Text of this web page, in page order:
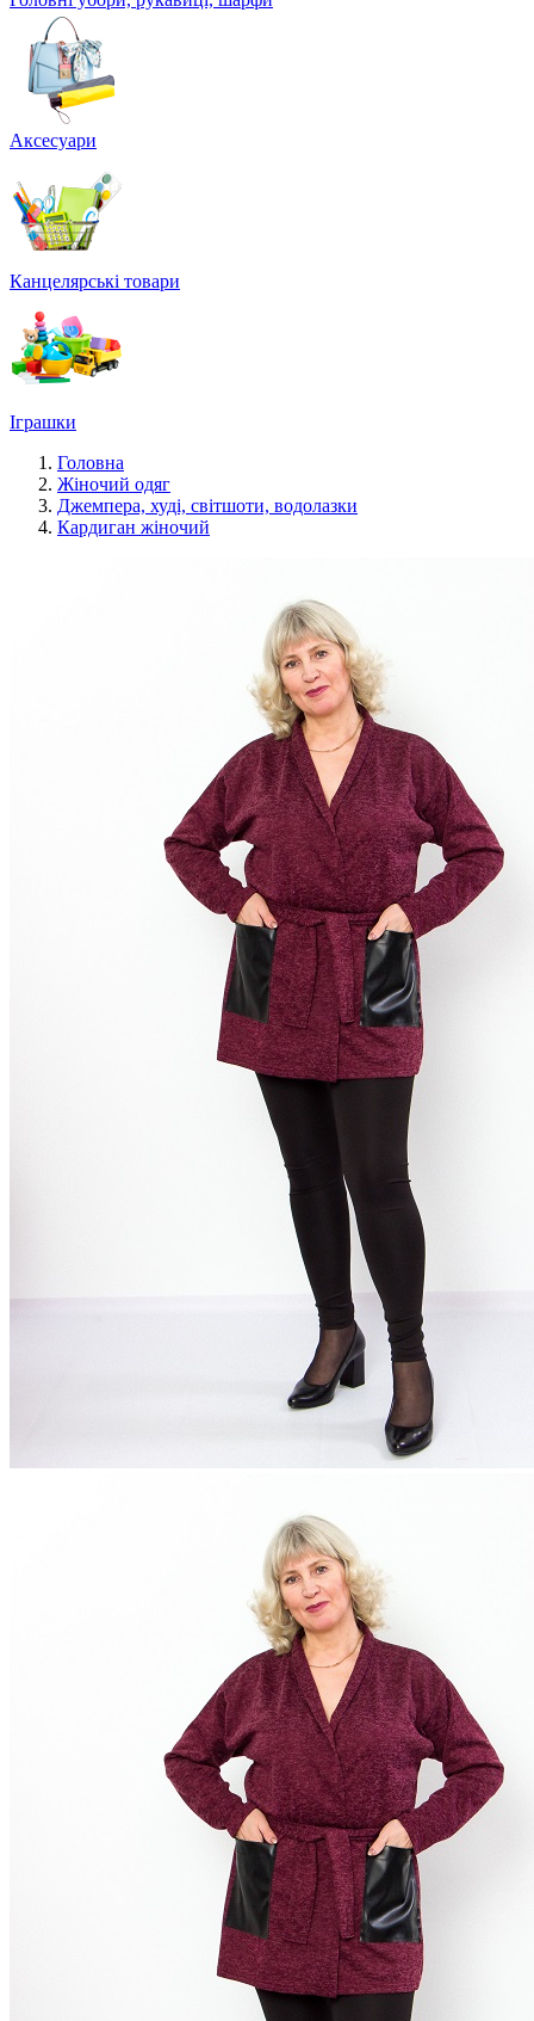
Аксесуари
Канцелярські товари
Іграшки
Головна
Жіночий одяг
Джемпера, худі, світшоти, водолазки
Кардиган жіночий